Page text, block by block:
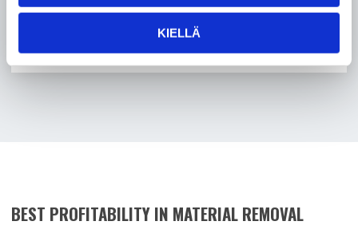
KIELLÄ
READ MORE"NEW
XR4
BEST PROFITABILITY IN MATERIAL REMOVAL